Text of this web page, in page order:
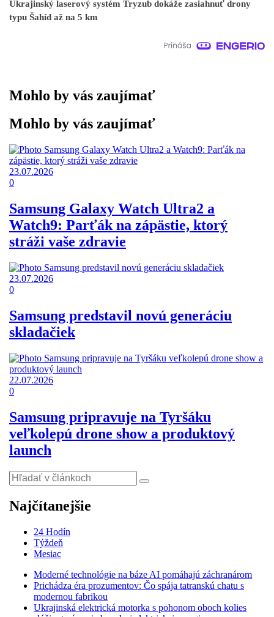
Ukrajinský laserový systém Tryzub dokáže zasiahnuť drony
typu Šahíd až na 5 km
Mohlo by vás zaujímať
Mohlo by vás zaujímať
23.07.2026
0
Samsung Galaxy Watch Ultra2 a
Watch9: Parťák na zápästie, ktorý
stráži vaše zdravie
23.07.2026
0
Samsung predstavil novú generáciu
skladačiek
22.07.2026
0
Samsung pripravuje na Tyršáku
veľkolepú drone show a produktový
launch
Najčítanejšie
24 Hodín
Týždeň
Mesiac
Moderné technológie na báze AI pomáhajú záchranárom
Prichádza éra prozumentov: Čo spája tatranskú chatu s
modernou fabrikou
Ukrajinská elektrická motorka s pohonom oboch kolies